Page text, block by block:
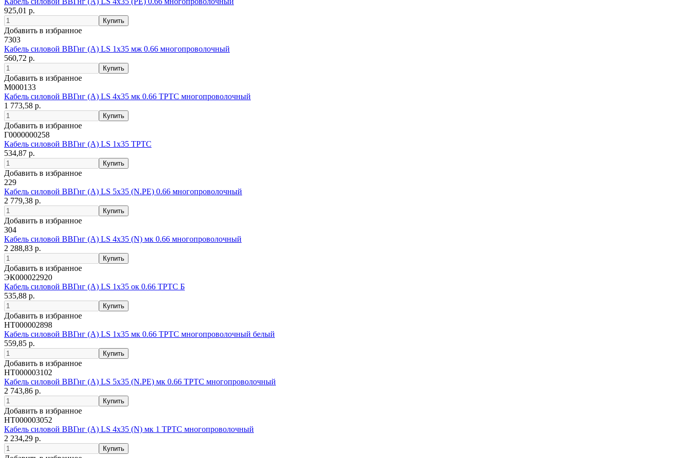
925,01 р.
Добавить в избранное
7303
Кабель силовой ВВГнг (А) LS 1х35 мж 0.66 многопроволочный
560,72 р.
Добавить в избранное
М000133
Кабель силовой ВВГнг (А) LS 4х35 мк 0.66 ТРТС многопроволочный
1 773,58 р.
Добавить в избранное
Г0000000258
Кабель силовой ВВГнг (А) LS 1х35 ТРТС
534,87 р.
Добавить в избранное
229
Кабель силовой ВВГнг (А) LS 5х35 (N.PE) 0.66 многопроволочный
2 779,38 р.
Добавить в избранное
304
Кабель силовой ВВГнг (А) LS 4х35 (N) мк 0.66 многопроволочный
2 288,83 р.
Добавить в избранное
ЭК000022920
Кабель силовой ВВГнг (А) LS 1х35 ок 0.66 ТРТС Б
535,88 р.
Добавить в избранное
НТ000002898
Кабель силовой ВВГнг (А) LS 1х35 мк 0.66 ТРТС многопроволочный белый
559,85 р.
Добавить в избранное
НТ000003102
Кабель силовой ВВГнг (А) LS 5х35 (N.PE) мк 0.66 ТРТС многопроволочный
2 743,86 р.
Добавить в избранное
НТ000003052
Кабель силовой ВВГнг (А) LS 4х35 (N) мк 1 ТРТС многопроволочный
2 234,29 р.